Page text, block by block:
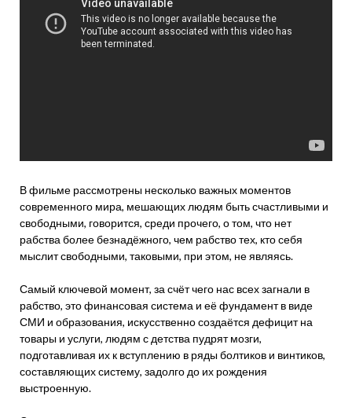
В фильме рассмотрены несколько важных моментов
современного мира, мешающих людям быть счастливыми и
свободными, говорится, среди прочего, о том, что нет
рабства более безнадёжного, чем рабство тех, кто себя
мыслит свободными, таковыми, при этом, не являясь.
Самый ключевой момент, за счёт чего нас всех загнали в
рабство, это финансовая система и её фундамент в виде
СМИ и образования, искусственно создаётся дефицит на
товары и услуги, людям с детства пудрят мозги,
подготавливая их к вступлению в ряды болтиков и винтиков,
составляющих систему, задолго до их рождения
выстроенную.